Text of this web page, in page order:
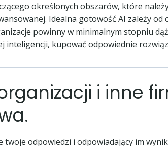
określonych obszarów, które
Idealna gotowość AI zależy
powinny w minimalnym stopniu
inteligencji, kupować odpowiednie
i inne
odpowiedzi i odpowiadający im